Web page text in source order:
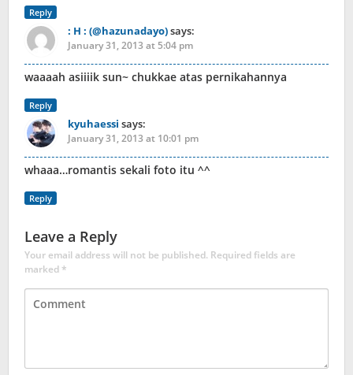
Reply
: H : (@hazunadayo)says:
January 31, 2013 at 5:04 pm
waaaah asiiiik sun~ chukkae atas pernikahannya
Reply
kyuhaessi says:
January 31, 2013 at 10:01 pm
whaaa…romantis sekali foto itu ^^
Reply
Leave a Reply
Your email address will not be published. Required fields are
marked*